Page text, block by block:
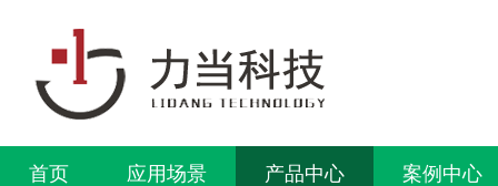
首页 应用场景 产品中心 案例中心